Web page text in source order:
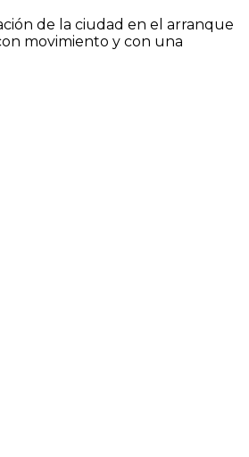
de la ciudad en el arranque
movimiento y con una